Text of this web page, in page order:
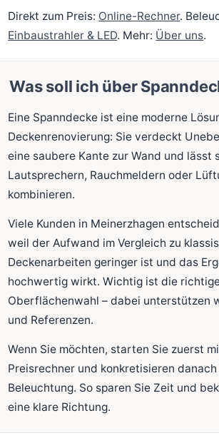
Direkt zum Preis: Online-Rechner.
Einbaustrahler & LED. Mehr: Über uns.
Was soll ich über
Eine Spanndecke ist eine moderne
Deckenrenovierung: Sie verdeckt
eine saubere Kante zur Wand und lässt
Lautsprechern, Rauchmeldern oder
kombinieren.
Viele Kunden in Meinerzhagen
weil der Aufwand im Vergleich zu
Deckenarbeiten geringer ist und das
hochwertig wirkt. Wichtig ist die
Oberflächenwahl – dabei unterstützen
und Referenzen.
Wenn Sie möchten, starten Sie zuerst
Preisrechner und konkretisieren danach
Beleuchtung. So sparen Sie Zeit und
eine klare Richtung.